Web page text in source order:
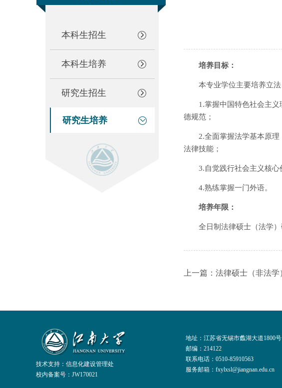
本科生招生
本科生培养
研究生招生
研究生培养
培养目标：
本专业学位主要培养立
1.掌握中国特色社会主
德规范；
2.全面掌握法学基本原
法律技能；
3.自觉践行社会主义核
4.熟练掌握一门外语。
培养年限：
全日制法律硕士（法学
上一篇：法律硕士（非法
技术支持： 信息化建设管理处
校内备案号：JW170021
地址：江苏省无锡市蠡湖大道1800号
邮编：214122
联系电话：0510-85910563
服务邮箱：fxylxsl@jiangnan.edu.cn